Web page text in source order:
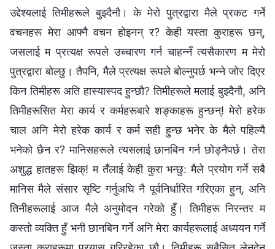
उद्देश्यलाई तिमीहरूले बुझ्दैनौ। के मेरो पुत्रद्वारा मैले प्रकट गर्ने
वचनहरू मेरा आफ्‍नै वचन होइनन् र? केही यस्ता कुराहरू छन्,
जसलाई म प्रत्यक्ष रूपले उच्चारण गर्न चाहन्नँ त्यसैकारण म मेरो
पुत्रद्वारा बोल्छु। तैपनि, मैले प्रत्यक्ष रूपले बोल्नुपर्छ भन्‍ने जोर दिएर
किन तिमीहरू अति हास्यास्पद हुन्छौ? तिमीहरूले मलाई बुझ्दैनौ, अनि
तिमीहरूसित मेरा कार्य र कर्महरूबारे शङ्काहरू हुन्छन्! मेरो हरेक
चाल अनि मेरो हरेक कार्य र कर्म सही हुन्छ भनेर के मैले पहिल्यै
भनेको छैन र? मानिसहरूले त्यसलाई छानबिन गर्न छोड्नैपर्छ। तेरा
अशुद्ध हातहरू झिक्! म तँलाई केही कुरा भन्छु: मैले प्रयोग गर्ने सबै
मानिस मैले संसार सृष्टि गर्नुअघि नै पूर्वनिर्धारित गरिएका हुन्, अनि
तिनीहरूलाई आज मैले अनुमोदन गरेको हुँ। तिमीहरू निरन्तर म
कस्तो व्यक्ति हुँ भनी छानबिन गर्ने अनि मेरा कार्यहरूलाई अध्ययन गर्ने